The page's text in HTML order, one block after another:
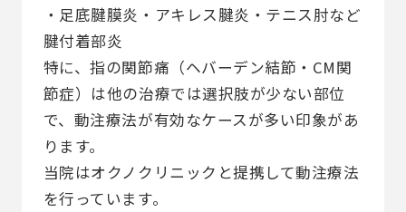
・足底腱膜炎・アキレス腱炎・テニス肘など
腱付着部炎
特に、指の関節痛（ヘバーデン結節・CM関
節症）は他の治療では選択肢が少ない部位
で、動注療法が有効なケースが多い印象があ
ります。
当院はオクノクリニックと提携して動注療法
を行っています。